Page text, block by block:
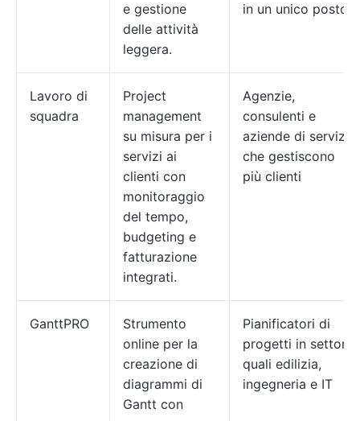
e gestione
delle attività
leggera.
in un unico posto
Lavoro di
squadra
Project
management
su misura per i
servizi ai
clienti con
monitoraggio
del tempo,
budgeting e
fatturazione
integrati.
Agenzie,
consulenti e
aziende di servizi
che gestiscono
più clienti
GanttPRO
Strumento
online per la
creazione di
diagrammi di
Gantt con
Pianificatori di
progetti in settori
quali edilizia,
ingegneria e IT